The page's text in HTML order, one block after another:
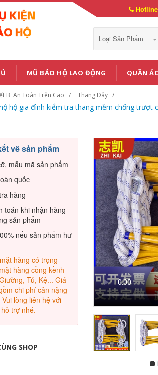
Loại Sản Phẩm
MŨ BẢO HỘ LAO ĐỘNG QUẦN
Bị An Toàn Trên Cao Thang Dây
hộ gia đình kiểm tra thang mềm chống
về sản phẩm
mẫu mã sản phẩm
quốc
hàng
toán khi nhận hàng
sản phẩm
nếu sản phẩm hư
hàng có trọng
hàng cồng kềnh
Tủ, Kệ... Giá
chi phí cân nặng
lòng liên hệ với
trợ nhé.
SHOP